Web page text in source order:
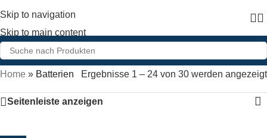
Skip to navigation
Skip to main content
Home » Batterien Ergebnisse 1 – 24 von 30 werden angezeigt
Seitenleiste anzeigen